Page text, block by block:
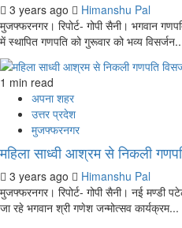
3 years ago
Himanshu Pal
मुजफ्फरनगर। रिपोर्ट- गोपी सैनी। भगवान
में स्थापित गणपति को गुरूवार को भव्य
1 min read
अपना शहर
उत्तर प्रदेश
मुजफ्फरनगर
महिला साध्वी आश्रम से निकली
3 years ago
Himanshu Pal
मुजफ्फरनगर। रिपोर्ट- गोपी सैनी। नई मण्डी
जा रहे भगवान श्री गणेश जन्मोत्सव कार्यक्रम...